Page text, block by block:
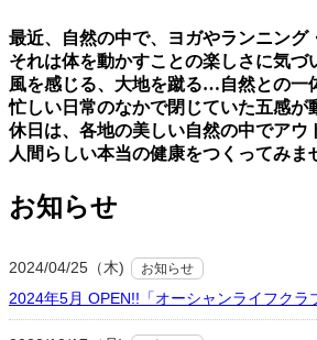
最近、⾃然の中で、ヨガやランニング
それは体を動かすことの楽しさに気づ
⾵を感じる、⼤地を蹴る…⾃然との⼀
忙しい⽇常のなかで閉じていた五感が
休⽇は、各地の美しい⾃然の中でアウ
⼈間らしい本当の健康をつくってみま
お知らせ
2024/04/25（木) お知らせ
2024年5月 OPEN!!「オーシャンライフクラ